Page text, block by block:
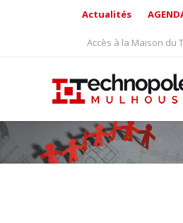
Actualités
Accès à la Maison du